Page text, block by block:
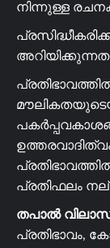
നിന്നുള്ള
പ്രതിഫലം
തപാൽ
പ്രതിഭാവം,